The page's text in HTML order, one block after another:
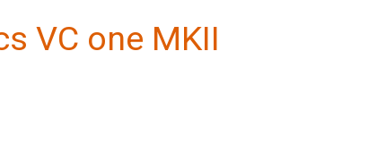
VC one MKII